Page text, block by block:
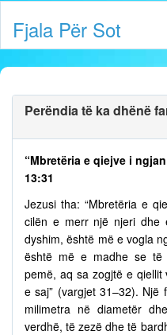
Fjala Për Sot
Perëndia të ka dhënë
“Mbretëria e qiejve i
13:31
Jezusi tha: “Mbretëria e
cilën e merr një njeri
dyshim, është më e vogla
është më e madhe se të
pemë, aq sa zogjtë e
e saj” (vargjet 31–32).
milimetra në diametër
verdhë, të zezë dhe të